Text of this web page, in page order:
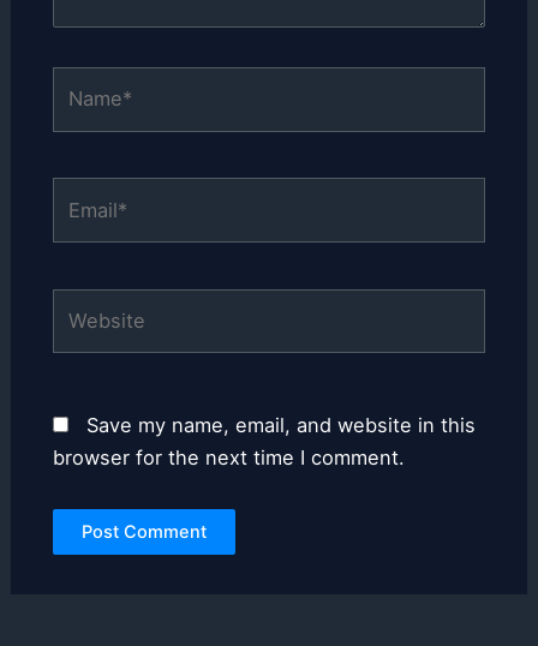
Save my name, email, and website in this
browser for the next time I comment.